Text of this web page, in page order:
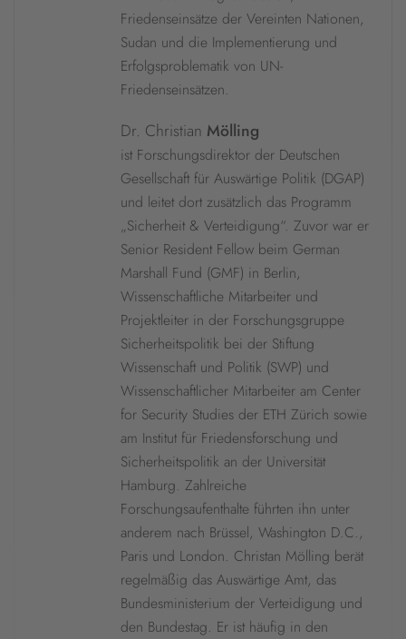
Friedenseinsätze der Vereinten Nationen,
Sudan und die Implementierung und
Erfolgsproblematik von UN-
Friedenseinsätzen.
Dr. Christian Mölling
ist Forschungsdirektor der Deutschen
Gesellschaft für Auswärtige Politik (DGAP)
und leitet dort zusätzlich das Programm
„Sicherheit & Verteidigung“. Zuvor war er
Senior Resident Fellow beim German
Marshall Fund (GMF) in Berlin,
Wissenschaftliche Mitarbeiter und
Projektleiter in der Forschungsgruppe
Sicherheitspolitik bei der Stiftung
Wissenschaft und Politik (SWP) und
Wissenschaftlicher Mitarbeiter am Center
for Security Studies der ETH Zürich sowie
am Institut für Friedensforschung und
Sicherheitspolitik an der Universität
Hamburg. Zahlreiche
Forschungsaufenthalte führten ihn unter
anderem nach Brüssel, Washington D.C.,
Paris und London. Christan Mölling berät
regelmäßig das Auswärtige Amt, das
Bundesministerium der Verteidigung und
den Bundestag. Er ist häufig in den